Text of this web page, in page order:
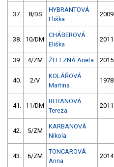
37. 8/DS
HYBRANTOVÁ
Eliška
2009
38. 10/DM
CHÁBEROVÁ
Eliška
2011
39. 4/ZM ŽELEZNÁ Aneta 2015
40. 2/V
KOLÁŘOVÁ
Martina
1978
41. 11/DM
BERANOVÁ
Tereza
2011
42. 5/ZM
KARBANOVÁ
Nikola
43. 6/ZM
TONCAROVÁ
Anna
2014